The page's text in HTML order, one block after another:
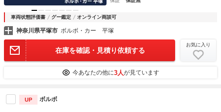
車両状態評価書 グー鑑定 オンライン商談可
神奈川県平塚市 ボルボ・カー 平塚
在庫を確認・見積り依頼する
お気に入り
今あなたの他に3人が見ています
UP ボルボ